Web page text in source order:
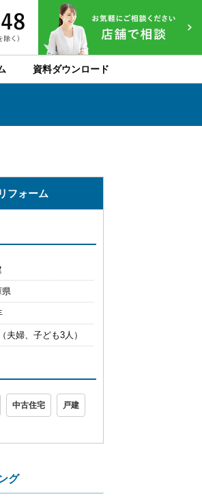
資料ダウンロード
フォーム
県
夫婦、子ども3人）
中古住宅 戸建
グ